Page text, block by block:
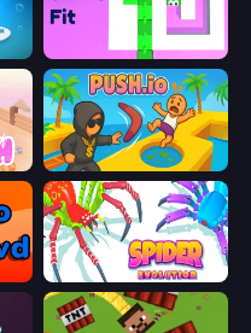
Snake Fit
Push.io
Spider Evolution: Runner Game